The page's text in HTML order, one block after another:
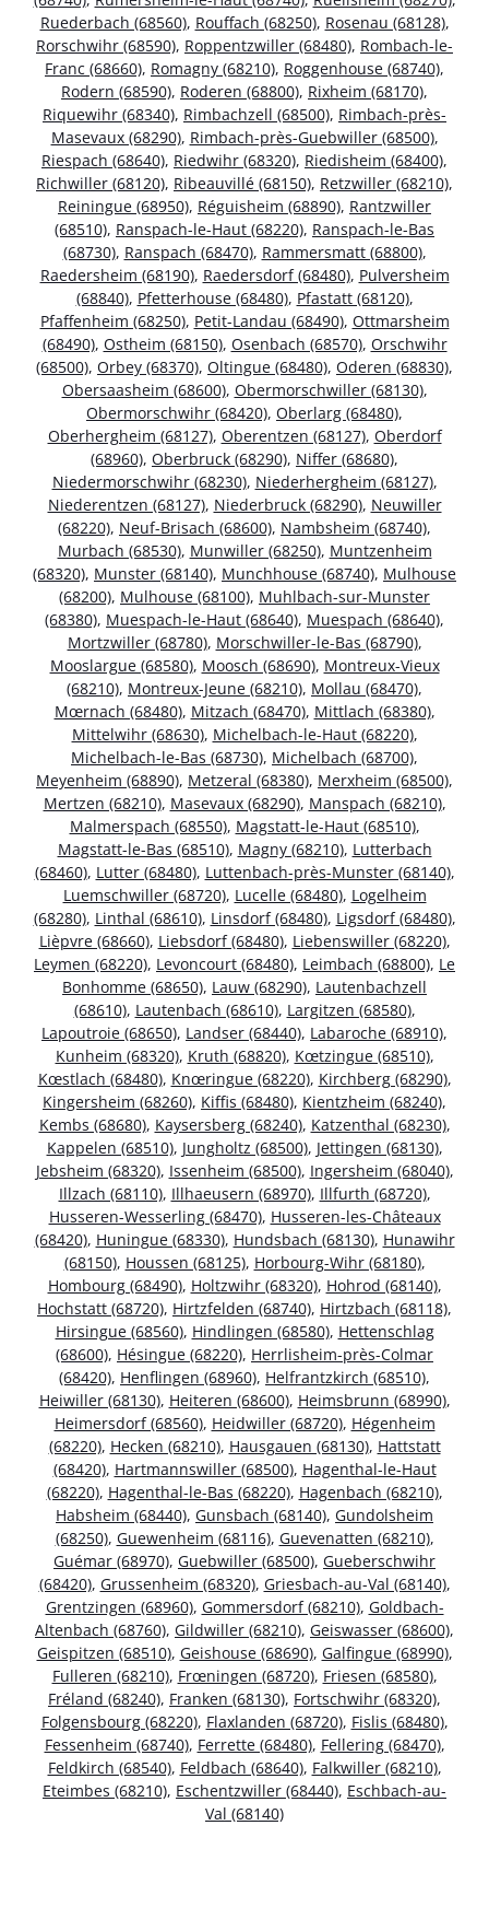
Ruederbach (68560), Rouffach (68250), Rosenau (68128),
Rorschwihr (68590), Roppentzwiller (68480), Rombach-le-
Franc (68660), Romagny (68210), Roggenhouse (68740),
Rodern (68590), Roderen (68800), Rixheim (68170),
Riquewihr (68340), Rimbachzell (68500), Rimbach-près-
Masevaux (68290), Rimbach-près-Guebwiller (68500),
Riespach (68640), Riedwihr (68320), Riedisheim (68400),
Richwiller (68120), Ribeauvillé (68150), Retzwiller (68210),
Reiningue (68950), Réguisheim (68890), Rantzwiller
(68510), Ranspach-le-Haut (68220), Ranspach-le-Bas
(68730), Ranspach (68470), Rammersmatt (68800),
Raedersheim (68190), Raedersdorf (68480), Pulversheim
(68840), Pfetterhouse (68480), Pfastatt (68120),
Pfaffenheim (68250), Petit-Landau (68490), Ottmarsheim
(68490), Ostheim (68150), Osenbach (68570), Orschwihr
(68500), Orbey (68370), Oltingue (68480), Oderen (68830),
Obersaasheim (68600), Obermorschwiller (68130),
Obermorschwihr (68420), Oberlarg (68480),
Oberhergheim (68127), Oberentzen (68127), Oberdorf
(68960), Oberbruck (68290), Niffer (68680),
Niedermorschwihr (68230), Niederhergheim (68127),
Niederentzen (68127), Niederbruck (68290), Neuwiller
(68220), Neuf-Brisach (68600), Nambsheim (68740),
Murbach (68530), Munwiller (68250), Muntzenheim
(68320), Munster (68140), Munchhouse (68740), Mulhouse
(68200), Mulhouse (68100), Muhlbach-sur-Munster
(68380), Muespach-le-Haut (68640), Muespach (68640),
Mortzwiller (68780), Morschwiller-le-Bas (68790),
Mooslargue (68580), Moosch (68690), Montreux-Vieux
(68210), Montreux-Jeune (68210), Mollau (68470),
Mœrnach (68480), Mitzach (68470), Mittlach (68380),
Mittelwihr (68630), Michelbach-le-Haut (68220),
Michelbach-le-Bas (68730), Michelbach (68700),
Meyenheim (68890), Metzeral (68380), Merxheim (68500),
Mertzen (68210), Masevaux (68290), Manspach (68210),
Malmerspach (68550), Magstatt-le-Haut (68510),
Magstatt-le-Bas (68510), Magny (68210), Lutterbach
(68460), Lutter (68480), Luttenbach-près-Munster (68140),
Luemschwiller (68720), Lucelle (68480), Logelheim
(68280), Linthal (68610), Linsdorf (68480), Ligsdorf (68480),
Lièpvre (68660), Liebsdorf (68480), Liebenswiller (68220),
Leymen (68220), Levoncourt (68480), Leimbach (68800), Le
Bonhomme (68650), Lauw (68290), Lautenbachzell
(68610), Lautenbach (68610), Largitzen (68580),
Lapoutroie (68650), Landser (68440), Labaroche (68910),
Kunheim (68320), Kruth (68820), Kœtzingue (68510),
Kœstlach (68480), Knœringue (68220), Kirchberg (68290),
Kingersheim (68260), Kiffis (68480), Kientzheim (68240),
Kembs (68680), Kaysersberg (68240), Katzenthal (68230),
Kappelen (68510), Jungholtz (68500), Jettingen (68130),
Jebsheim (68320), Issenheim (68500), Ingersheim (68040),
Illzach (68110), Illhaeusern (68970), Illfurth (68720),
Husseren-Wesserling (68470), Husseren-les-Châteaux
(68420), Huningue (68330), Hundsbach (68130), Hunawihr
(68150), Houssen (68125), Horbourg-Wihr (68180),
Hombourg (68490), Holtzwihr (68320), Hohrod (68140),
Hochstatt (68720), Hirtzfelden (68740), Hirtzbach (68118),
Hirsingue (68560), Hindlingen (68580), Hettenschlag
(68600), Hésingue (68220), Herrlisheim-près-Colmar
(68420), Henflingen (68960), Helfrantzkirch (68510),
Heiwiller (68130), Heiteren (68600), Heimsbrunn (68990),
Heimersdorf (68560), Heidwiller (68720), Hégenheim
(68220), Hecken (68210), Hausgauen (68130), Hattstatt
(68420), Hartmannswiller (68500), Hagenthal-le-Haut
(68220), Hagenthal-le-Bas (68220), Hagenbach (68210),
Habsheim (68440), Gunsbach (68140), Gundolsheim
(68250), Guewenheim (68116), Guevenatten (68210),
Guémar (68970), Guebwiller (68500), Gueberschwihr
(68420), Grussenheim (68320), Griesbach-au-Val (68140),
Grentzingen (68960), Gommersdorf (68210), Goldbach-
Altenbach (68760), Gildwiller (68210), Geiswasser (68600),
Geispitzen (68510), Geishouse (68690), Galfingue (68990),
Fulleren (68210), Frœningen (68720), Friesen (68580),
Fréland (68240), Franken (68130), Fortschwihr (68320),
Folgensbourg (68220), Flaxlanden (68720), Fislis (68480),
Fessenheim (68740), Ferrette (68480), Fellering (68470),
Feldkirch (68540), Feldbach (68640), Falkwiller (68210),
Eteimbes (68210), Eschentzwiller (68440), Eschbach-au-
Val (68140)